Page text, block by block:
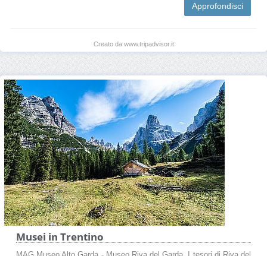
Approfondisci
Creato da www.tripadvisor.it
Musei in Trentino